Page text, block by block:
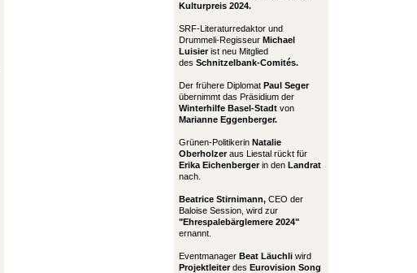
Kulturpreis 2024.
SRF-Literaturredaktor und
Drummeli-Regisseur Michael
Luisierist neu Mitglied
des Schnitzelbank-Comités.
Der frühere Diplomat Paul Seger
übernimmt das Präsidium der
Winterhilfe Basel-Stadt von
Marianne Eggenberger.
Grünen-Politikerin Natalie
Oberholzeraus Liestal rückt für
Erika Eichenbergerin den Landrat
nach.
Beatrice Stirnimann, CEO der
Baloise Session, wird zur
"Ehrespalebärglemere 2024"
ernannt.
Eventmanager Beat Läuchli wird
Projektleiterdes Eurovision Song